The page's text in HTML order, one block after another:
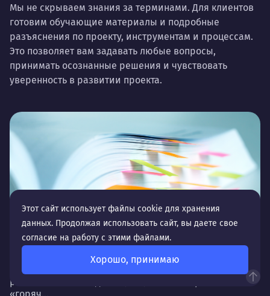
Мы не скрываем знания за терминами. Для клиентов
готовим обучающие материалы и подробные
разъяснения по проекту, инструментам и процессам.
Это позволяет вам задавать любые вопросы,
принимать осознанные решения и чувствовать
уверенность в развитии проекта.
Настройка рекламных кампаний в РСЯ
На этапе расширения охвата и каналов продвижения
одним из ключевых инструментов является
рекламная сеть Яндекса (РСЯ): помимо привлечения
Этот сайт использует файлы cookie для хранения
данных. Продолжая использовать сайт, вы даете свое
согласие на работу с этими файлами.
Хорошо, принимаю